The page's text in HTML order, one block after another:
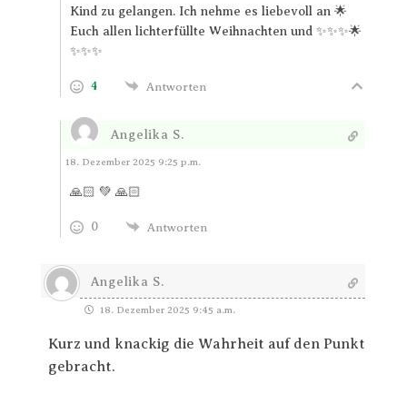
Kind zu gelangen. Ich nehme es liebevoll an 🌟
Euch allen lichterfüllte Weihnachten und ✨✨✨🌟
✨✨✨
4 Antworten
Angelika S.
Antworten
18. Dezember 2025 9:25 p.m.
🙏🏻 💚 🙏🏻
0 Antworten
Angelika S.
18. Dezember 2025 9:45 a.m.
Kurz und knackig die Wahrheit auf den Punkt
gebracht.